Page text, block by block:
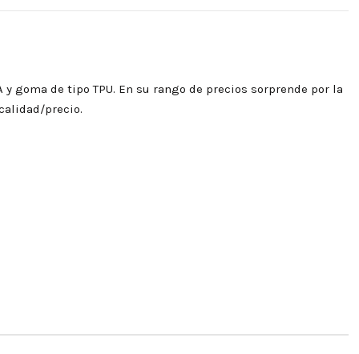
goma de tipo TPU. En su rango de precios sorprende por la
precio.